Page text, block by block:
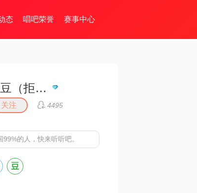
态 唱吧荣誉 赛事中心
水溶豆（拒币）
关注 4495
的人，快来听听吧。